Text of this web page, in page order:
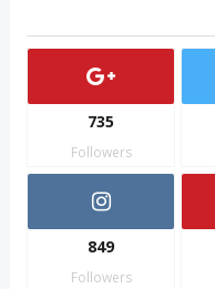
735
Followers
849
Followers